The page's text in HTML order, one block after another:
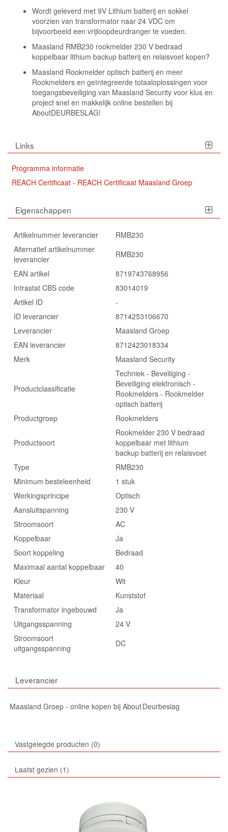
Wordt geleverd met 9V Lithium batterij en sokkel
voorzien van transformator naar 24 VDC om
bijvoorbeeld een vrijloopdeurdranger te voeden.
Maasland RMB230 rookmelder 230 V bedraad
koppelbaar lithium backup batterij en relaisvoet kopen?
Maasland Rookmelder optisch batterij en meer
Rookmelders en geïntegreerde totaaloplossingen voor
toegangsbeveiliging van Maasland Security voor klus en
project snel en makkelijk online bestellen bij
AboutDEURBESLAG!
Links
Programma informatie
REACH Certificaat - REACH Certificaat Maasland Groep
Eigenschappen
Artikelnummer leverancier
RMB230
Alternatief artikelnummer
leverancier
RMB230
EAN artikel
8719743768956
Intrastat CBS code
83014019
Artikel ID
-
ID leverancier
8714253106670
Leverancier
Maasland Groep
EAN leverancier
8712423018334
Merk
Maasland Security
Productclassificatie
Techniek - Beveiliging -
Beveiliging elektronisch -
Rookmelders - Rookmelder
optisch batterij
Productgroep
Rookmelders
Productsoort
Rookmelder 230 V bedraad
koppelbaar met lithium
backup batterij en relaisvoet
Type
RMB230
Minimum besteleenheid
1 stuk
Werkingsprincipe
Optisch
Aansluitspanning
230 V
Stroomsoort
AC
Koppelbaar
Ja
Soort koppeling
Bedraad
Maximaal aantal koppelbaar
40
Kleur
Wit
Materiaal
Kunststof
Transformator ingebouwd
Ja
Uitgangsspanning
24 V
Stroomsoort
uitgangsspanning
DC
Leverancier
Maasland Groep - online kopen bij About Deurbeslag
Vastgelegde producten 0
Laatst gezien 1